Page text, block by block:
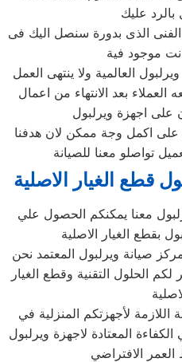
بالرد عليك
الذى بدورة سنصل اليك فى
موجود فية
العالمية ولا ينتهى العمل
العملاء بعد الانتهاء من اعمال
على اجهزة ويرلبول
على اكمل وجة ممكن لان هدفنا
تواصلو معنا للصيانة
قطع الغيار الاصلية
بقطع الغيار الاصلية
صيانة ويرلبول المعتمد نحن
الحلول التقنية وقطع الغيار
لأجهزتكم المنزلية في
المعتادة لاجهزة ويرلبول
الافتراضي